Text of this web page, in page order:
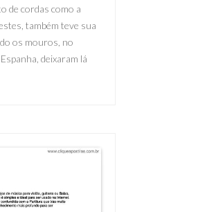
de cordas como a
também teve sua
os mouros, no
deixaram lá